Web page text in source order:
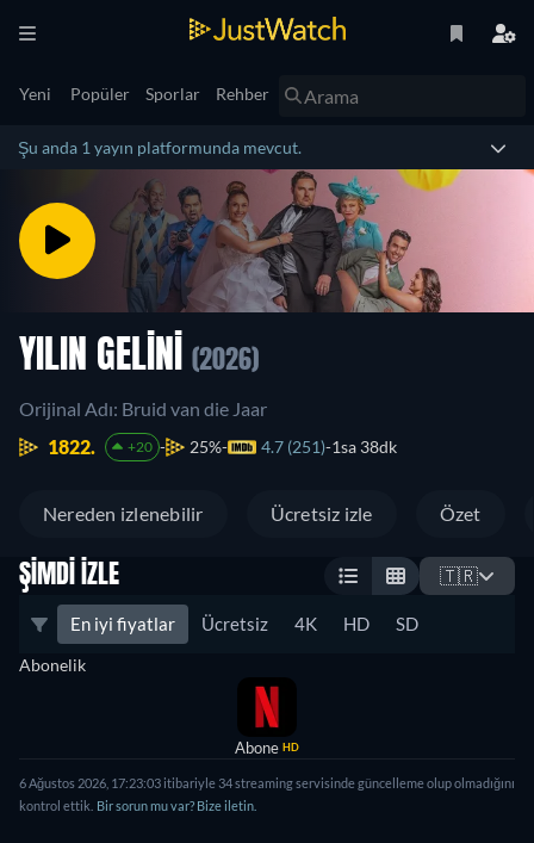
Yeni Popüler Sporlar Rehber
Şu anda 1 yayın platformunda mevcut.
YILIN GELINI (2026)
Orijinal Adı: Bruid van die Jaar
1822.
+20 25% 4.7 (251) 1sa 38dk
Nereden izlenebilir Ücretsiz izle Özet
ŞIMDI İZLE 🇹🇷
En iyi fiyatlar Ücretsiz 4K HD SD
Abonelik
Abone HD
6 Ağustos 2026, 17:23:03 itibariyle 34 streaming servisinde güncelleme olup olmadığını
kontrol ettik. Bir sorun mu var? Bize iletin.